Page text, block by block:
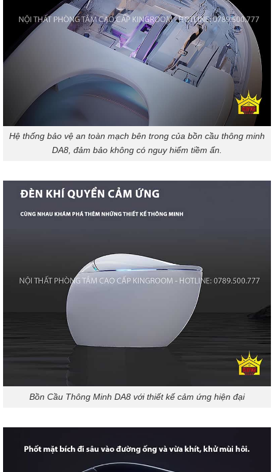
Hệ thống bảo vệ an toàn mạch bên trong của bồn cầu thông minh
DA8, đảm bảo không có nguy hiểm tiềm ẩn.
Bồn Cầu Thông Minh DA8 với thiết kế cảm ứng hiện đại